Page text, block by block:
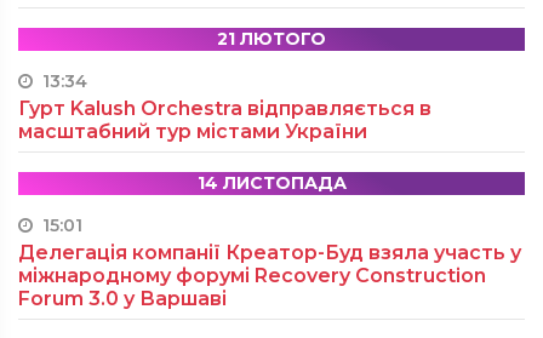
21 ЛЮТОГО
13:34
Гурт Kalush Orchestra відправляється в
масштабний тур містами України
14 ЛИСТОПАДА
15:01
Делегація компанії Креатор-Буд взяла участь у
міжнародному форумі Recovery Construction
Forum 3.0 у Варшаві